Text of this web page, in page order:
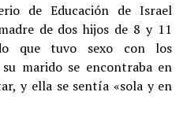
de Educación de Israel
de dos hijos de 8 y 11
que tuvo sexo con los
marido se encontraba en
y ella se sentía «sola y en